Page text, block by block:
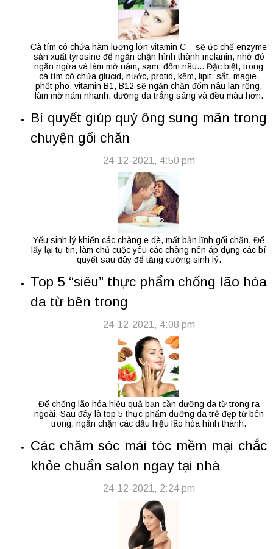
Cà tím có chứa hàm lượng lớn vitamin C – sẽ ức chế enzyme
sản xuất tyrosine để ngăn chặn hình thành melanin, nhờ đó
ngăn ngừa và làm mờ nám, sạm, đốm nâu... Đặc biệt, trong
cà tím có chứa glucid, nước, protid, kẽm, lipit, sắt, magie,
phốt pho, vitamin B1, B12 sẽ ngăn chặn đốm nâu lan rộng,
làm mờ nám nhanh, dưỡng da trắng sáng và đều màu hơn.
Bí quyết giúp quý ông sung mãn trong
chuyện gối chăn
24-12-2021, 4:50 pm
Yếu sinh lý khiến các chàng e dè, mất bản lĩnh gối chăn. Để
lấy lại tự tin, làm chủ cuộc yêu các chàng nên áp dụng các bí
quyết sau đây để tăng cường sinh lý.
Top 5 “siêu” thực phẩm chống lão hóa
da từ bên trong
24-12-2021, 4:08 pm
Để chống lão hóa hiệu quả bạn cần dưỡng da từ trong ra
ngoài. Sau đây là top 5 thực phẩm dưỡng da trẻ đẹp từ bên
trong, ngăn chặn các dấu hiệu lão hóa hình thành.
Các chăm sóc mái tóc mềm mại chắc
khỏe chuẩn salon ngay tại nhà
24-12-2021, 2:24 pm